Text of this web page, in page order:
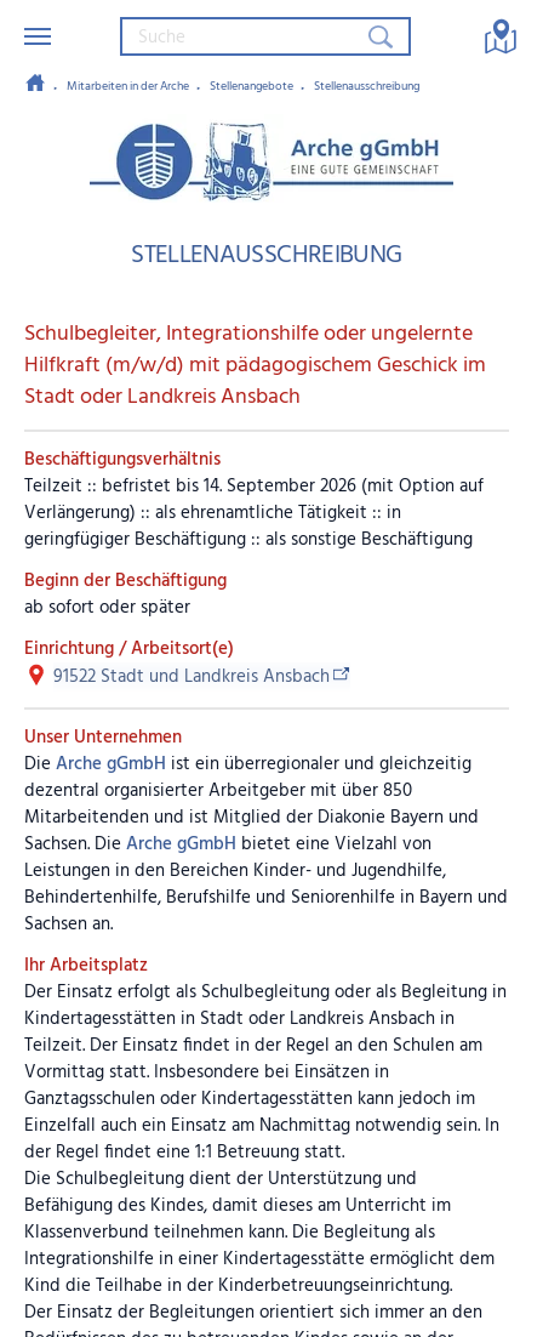
Mitarbeiten in der Arche Stellenangebote Stellenausschreibung
STELLENAUSSCHREIBUNG
Schulbegleiter, Integrationshilfe oder ungelernte
Hilfkraft (m/w/d) mit pädagogischem Geschick im
Stadt oder Landkreis Ansbach
Beschäftigungsverhältnis
Teilzeit :: befristet bis 14. September 2026 (mit Option auf
Verlängerung) :: als ehrenamtliche Tätigkeit :: in
geringfügiger Beschäftigung :: als sonstige Beschäftigung
Beginn der Beschäftigung
ab sofort oder später
Einrichtung / Arbeitsort(e)
91522 Stadt und Landkreis Ansbach
Unser Unternehmen
Die Arche gGmbH ist ein überregionaler und gleichzeitig
dezentral organisierter Arbeitgeber mit über 850
Mitarbeitenden und ist Mitglied der Diakonie Bayern und
Sachsen. Die Arche gGmbH bietet eine Vielzahl von
Leistungen in den Bereichen Kinder- und Jugendhilfe,
Behindertenhilfe, Berufshilfe und Seniorenhilfe in Bayern und
Sachsen an.
Ihr Arbeitsplatz
Der Einsatz erfolgt als Schulbegleitung oder als Begleitung in
Kindertagesstätten in Stadt oder Landkreis Ansbach in
Teilzeit. Der Einsatz findet in der Regel an den Schulen am
Vormittag statt. Insbesondere bei Einsätzen in
Ganztagsschulen oder Kindertagesstätten kann jedoch im
Einzelfall auch ein Einsatz am Nachmittag notwendig sein. In
der Regel findet eine 1:1 Betreuung statt.
Die Schulbegleitung dient der Unterstützung und
Befähigung des Kindes, damit dieses am Unterricht im
Klassenverbund teilnehmen kann. Die Begleitung als
Integrationshilfe in einer Kindertagesstätte ermöglicht dem
Kind die Teilhabe in der Kinderbetreuungseinrichtung.
Der Einsatz der Begleitungen orientiert sich immer an den